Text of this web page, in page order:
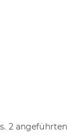
2 angeführten